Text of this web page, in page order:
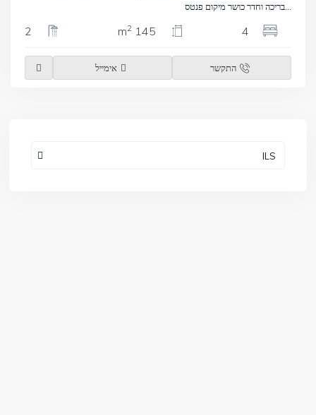
בריכה וחדר כושר מיקום פנטס...
4
145 m
2
2
התקשר אימייל
ILS